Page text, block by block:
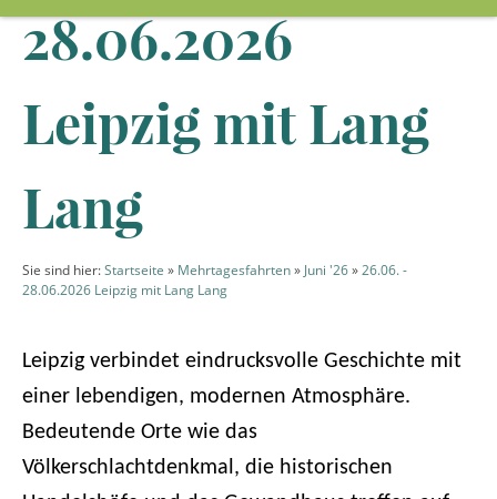
28.06.2026
Leipzig mit Lang
Lang
Sie sind hier:Startseite » Mehrtagesfahrten» Juni '26» 26.06. -
28.06.2026 Leipzig mit Lang Lang
Leipzig verbindet eindrucksvolle Geschichte mit
einer lebendigen, modernen Atmosphäre.
Bedeutende Orte wie das
Völkerschlachtdenkmal, die historischen